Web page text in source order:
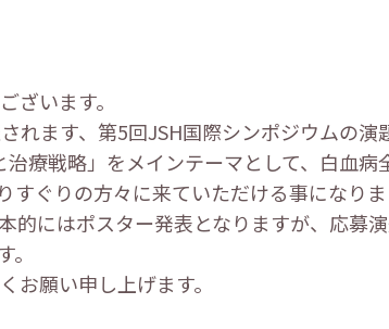
ざいます。
れます、第5回JSH国際シンポジウムの演
療戦略」をメインテーマとして、白血病
ぐりの方々に来ていただける事になりま
的にはポスター発表となりますが、応募
お願い申し上げます。